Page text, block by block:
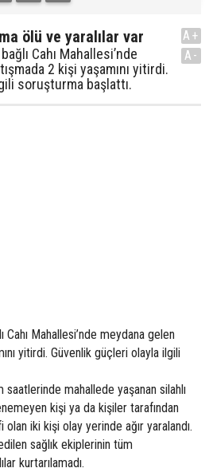
ölü ve yaralılar var
Cahı Mahallesi’nde
2 kişi yaşamını yitirdi.
soruşturma başlattı.
A+
A-
Cahı Mahallesi’nde meydana gelen
yitirdi. Güvenlik güçleri olayla ilgili
mahallede yaşanan silahlı
kişi ya da kişiler tarafından
olan iki kişi olay yerinde ağır yaralandı.
sağlık ekiplerinin tüm
kurtarılamadı.